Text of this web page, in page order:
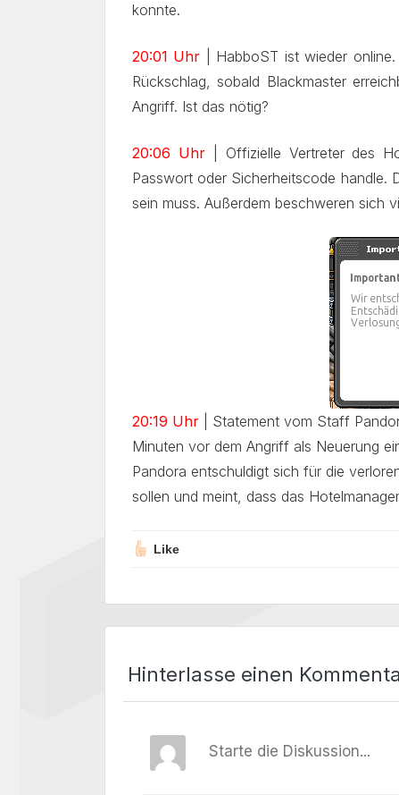
konnte.
20:01 Uhr | HabboST ist wieder
Rückschlag, sobald Blackmaster
Angriff. Ist das nötig?
20:06 Uhr| Offizielle Vertreter des
Passwort oder Sicherheitscode handle.
sein muss. Außerdem beschweren sich
20:19 Uhr | Statement vom Staff
Minuten vor dem Angriff als Neuerung
Pandora entschuldigt sich für die
sollen und meint, dass das
Like
Hinterlasse einen